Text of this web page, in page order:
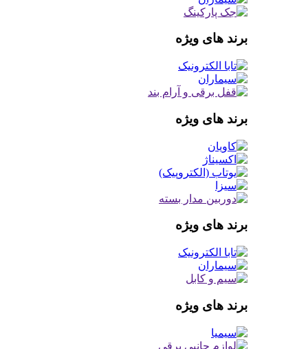
برند های ویژه
برند های ویژه
برند های ویژه
برند های ویژه